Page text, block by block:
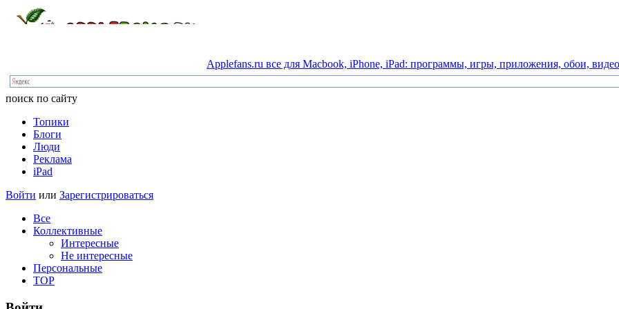
Applefans.ru все для Macbook, iPhone, iPad: программы, игры, приложения, обои, видео
поиск по сайту
Топики
Блоги
Люди
Реклама
iPad
Войти или Зарегистрироваться
Все
Коллективные
Интересные
Не интересные
Персональные
TOP